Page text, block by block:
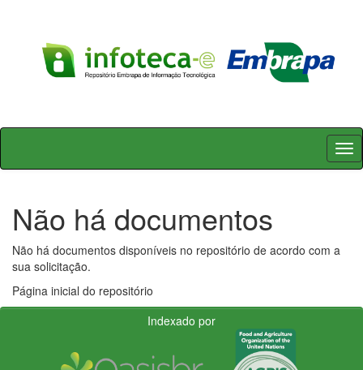
Skip
Não há documentos
Não há documentos disponíveis no repositório de acordo com a
sua solicitação.
Página inicial do repositório
Indexado por